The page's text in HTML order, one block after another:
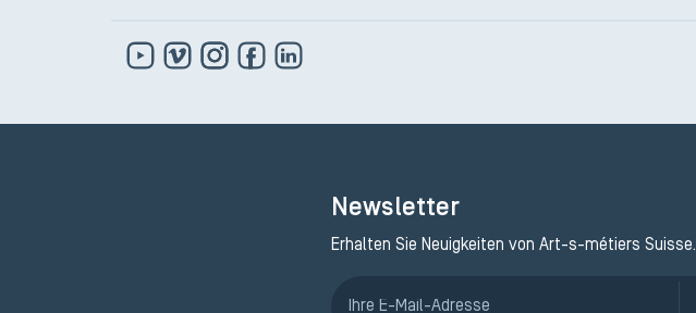
Newsletter
Erhalten Sie Neuigkeiten von Art-s-métiers Suisse.